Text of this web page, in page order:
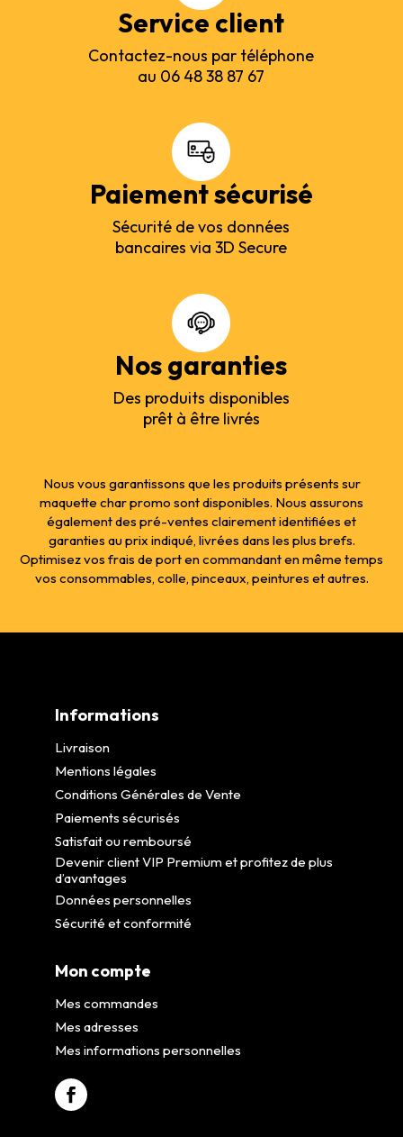
Service client
Contactez-nous par téléphone
au 06 48 38 87 67
Paiement sécurisé
Sécurité de vos données
bancaires via 3D Secure
Nos garanties
Des produits disponibles
prêt à être livrés
Nous vous garantissons que les produits présents sur
maquette char promo sont disponibles. Nous assurons
également des pré-ventes clairement identifiées et
garanties au prix indiqué, livrées dans les plus brefs.
Optimisez vos frais de port en commandant en même temps
vos consommables, colle, pinceaux, peintures et autres.
Informations
Livraison
Mentions légales
Conditions Générales de Vente
Paiements sécurisés
Satisfait ou remboursé
Devenir client VIP Premium et profitez de plus
d’avantages
Données personnelles
Sécurité et conformité
Mon compte
Mes commandes
Mes adresses
Mes informations personnelles